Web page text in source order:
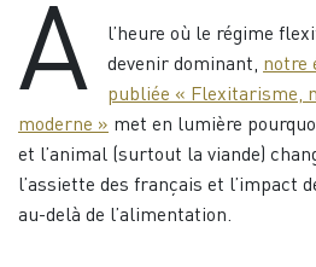
A
l’heure où le régime
devenir dominant, notre
publiée « Flexitarisme,
moderne » met en lumière
et l’animal (surtout la viande)
l’assiette des français et l’impact
au-delà de l’alimentation.